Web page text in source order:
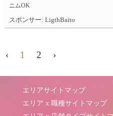
ニムOK
スポンサー: LigthBaito
‹ 1 2 ›
エリアサイトマップ
エリア x 職種サイトマップ